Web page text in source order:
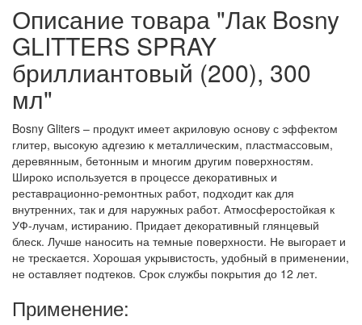
Описание товара "Лак Bosny
GLITTERS SPRAY
бриллиантовый (200), 300
мл"
Bosny Gliters – продукт имеет акриловую основу с эффектом
глитер, высокую адгезию к металлическим, пластмассовым,
деревянным, бетонным и многим другим поверхностям.
Широко используется в процессе декоративных и
реставрационно-ремонтных работ, подходит как для
внутренних, так и для наружных работ. Атмосферостойкая к
УФ-лучам, истиранию. Придает декоративный глянцевый
блеск. Лучше наносить на темные поверхности. Не выгорает и
не трескается. Хорошая укрывистость, удобный в применении,
не оставляет подтеков. Срок службы покрытия до 12 лет.
Применение: